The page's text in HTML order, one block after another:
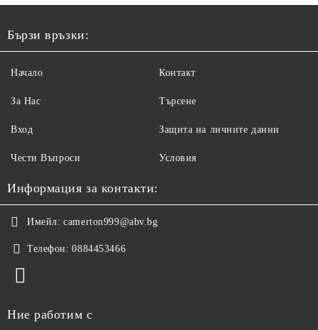
Бързи връзки:
Начало
За Нас
Вход
Чести Въпроси
Контакт
Търсене
Защита на личните данни
Условия
Информация за контакти:
Имейл: camerton999@abv.bg
Телефон: 0884453466
Ние работим с